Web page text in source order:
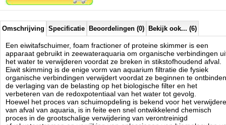
Dit proces gaat door totdat de interface verzadigd is, tenzij de bel
waterkolom.
Al het schuim dat boven in de eiwitafschuimer waterkolom is
opgevangen begint eruit te lopen en maakt dat het schuim de
organische moleculen wegdragen naar de skimmate opvangbeker of
een afzonderlijk skimmate ophaler.
Organische moleculen, en alle anorganische moleculen die kunnen
zijn gebonden aan de organische moleculen, zullen worden afgevoerd
uit het watersysteem.
Naast de eiwitten verwijderd door afromen, zijn er een aantal andere
organische en anorganische moleculen die typisch worden verwijderd.
Deze omvatten een verscheidenheid aan vetten, vetzuren,
koolhydraten, metalen zoals koper en sporenelementen zoals jodium.
Omschrijving Specificatie Beoordelingen (0) Bekijk ook... (6)
Een eiwitafschuimer, foam fractioner of proteine skimmer is een
apparaat gebruikt in zeewateraquaria om organische verbindingen
het water te verwijderen voordat ze breken in stikstofhoudend afval.
Eiwit skimming is de enige vorm van aquarium filtratie die fysiek
organische verbindingen verwijdert voordat ze beginnen te
de verlaging van de belasting op het biologische filter en het
verbeteren van de redoxpotentiaal van het water tot gevolg.
Hoewel het proces van schuimopdeling is bekend voor het
van afval van aquaria, is in feite een snel ontwikkelend chemisch
proces in de grootschalige verwijdering van verontreinigd